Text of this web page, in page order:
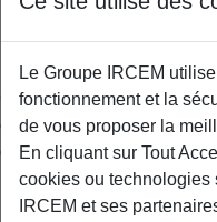
Contrat d‘assurance
obligatoire ou facultative
de ses salariés et
une personne morale, par
bénéfice de ses membres).
Le Groupe IRCEM
fonctionnement et la
de vous proposer la
En cliquant sur Tout
cookies ou technologies
IRCEM et ses